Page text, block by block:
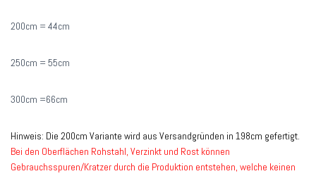
200cm = 44cm
250cm = 55cm
300cm =66cm
Hinweis: Die 200cm Variante wird aus Versandgründen in 198cm gefertigt.
Bei den Oberflächen Rohstahl, Verzinkt und Rost können
Gebrauchsspuren/Kratzer durch die Produktion entstehen, welche keinen